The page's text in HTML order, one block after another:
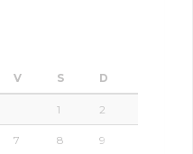
V S D
1 2
7 8 9